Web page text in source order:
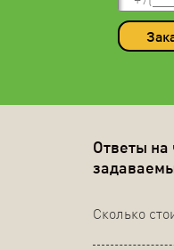
Ответы на
Сколько